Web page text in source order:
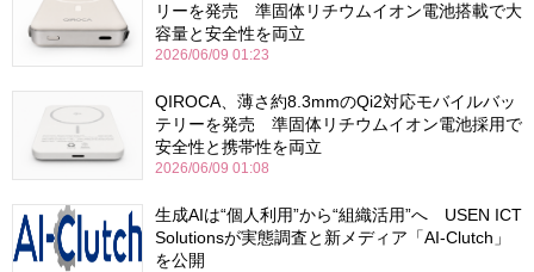
リーを発売 準固体リチウムイオン電池搭載で大
容量と安全性を両立
2026/06/09 01:23
QIROCA、薄さ約8.3mmのQi2対応モバイルバッ
テリーを発売 準固体リチウムイオン電池採用で
安全性と携帯性を両立
2026/06/09 01:08
生成AIは“個人利用”から“組織活用”へ USEN ICT
Solutionsが実態調査と新メディア「AI-Clutch」
を公開